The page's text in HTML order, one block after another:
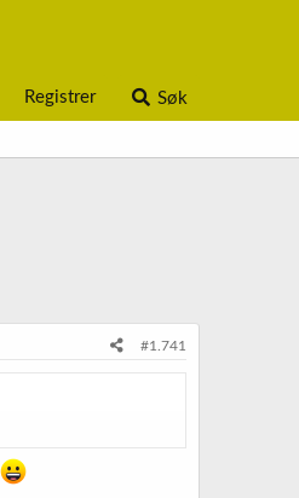
Registrer Søk
#1.741